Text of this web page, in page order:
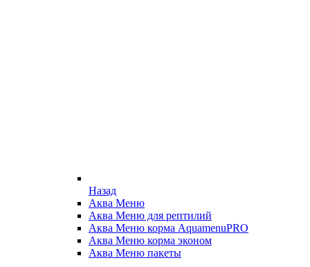
Назад
Аква Меню
Аква Меню для рептилий
Аква Меню корма AquamenuPRO
Аква Меню корма эконом
Аква Меню пакеты